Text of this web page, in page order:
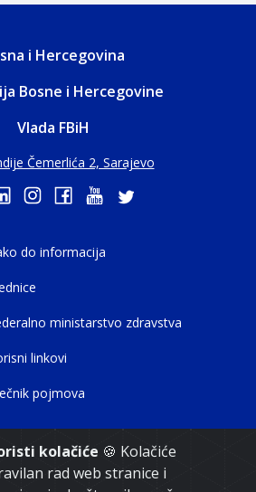
kolačiće 🍪 Kolačiće
rad web stranice i
i Hercegovina
Bosne i Hercegovine
Vlada FBiH
Čemerlića 2, Sarajevo
do informacija
ministarstvo zdravstva
linkovi
pojmova
Vlada Federacije Bosne i